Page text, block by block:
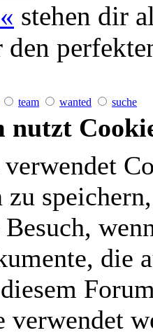
stehen dir
team wanted suche
nutzt
die
verwendet